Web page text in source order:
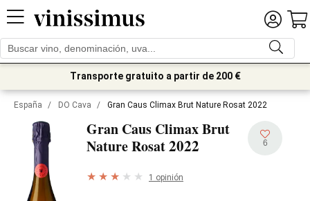
Transporte gratuito a partir de 200 €
España / DO Cava / Gran Caus Climax Brut Nature Rosat 2022
Gran Caus Climax Brut
Nature Rosat2022 6
1 opinión